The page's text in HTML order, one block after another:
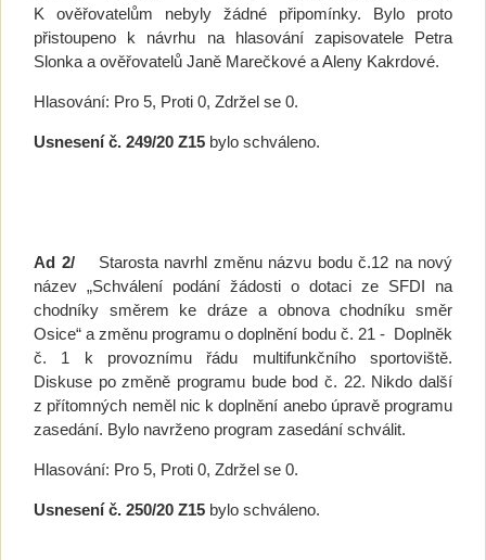
K ověřovatelům nebyly žádné připomínky. Bylo proto
přistoupeno k návrhu na hlasování zapisovatele Petra
Slonka a ověřovatelů Janě Marečkové a Aleny Kakrdové.
Hlasování: Pro 5, Proti 0, Zdržel se 0.
Usnesení č. 249/20 Z15 bylo schváleno.
Ad 2/Starosta navrhl změnu názvu bodu č.12 na nový
název „Schválení podání žádosti o dotaci ze SFDI na
chodníky směrem ke dráze a obnova chodníku směr
Osice“ a změnu programu o doplnění bodu č. 21 - Doplněk
č. 1 k provoznímu řádu multifunkčního sportoviště.
Diskuse po změně programu bude bod č. 22. Nikdo další
z přítomných neměl nic k doplnění anebo úpravě programu
zasedání. Bylo navrženo program zasedání schválit.
Hlasování: Pro 5, Proti 0, Zdržel se 0.
Usnesení č. 250/20 Z15 bylo schváleno.